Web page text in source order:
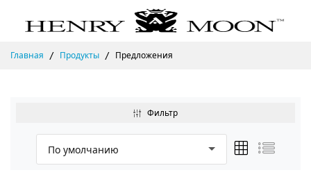
Главная Продукты Предложения
Фильтр